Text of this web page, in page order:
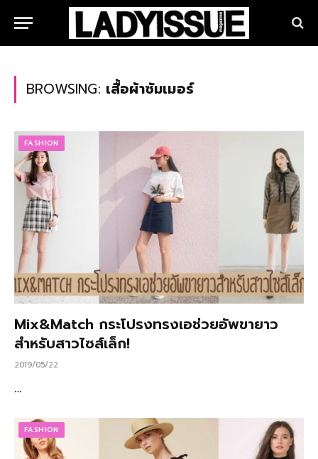
BROWSING: เสื้อผ้าซัมเมอร์
FASHION
Mix&Match กระโปรงทรงเอช่วยอัพขายาว
สำหรับสาวไซส์เล็ก!
2019/05/22
…
FASHION